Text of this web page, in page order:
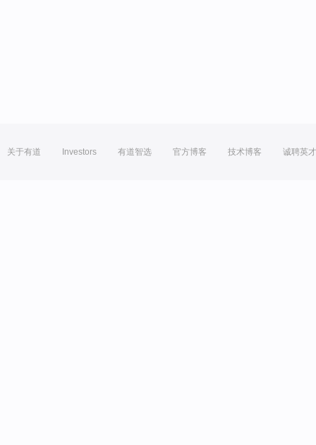
关于有道 Investors 有道智选 官方博客 技术博客 诚聘英才